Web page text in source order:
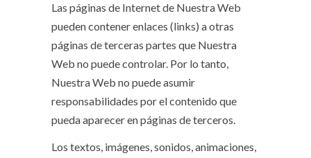
Las páginas de Internet de Nuestra Web
pueden contener enlaces (links) a otras
páginas de terceras partes que Nuestra
Web no puede controlar. Por lo tanto,
Nuestra Web no puede asumir
responsabilidades por el contenido que
pueda aparecer en páginas de terceros.
Los textos, imágenes, sonidos, animaciones,